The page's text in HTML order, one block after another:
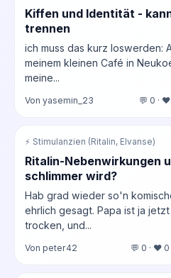
Kiffen und Identität -
trennen
ich muss das kurz loswerden:
meinem kleinen Café in
meine...
Von yasemin_23 💬 0 ·
⚡ Stimulanzien (Ritalin, Elvanse)
Ritalin-Nebenwirkungen
schlimmer wird?
Hab grad wieder so'n
ehrlich gesagt. Papa ist ja
trocken, und...
Von peter42 💬 0 · ❤️ 0